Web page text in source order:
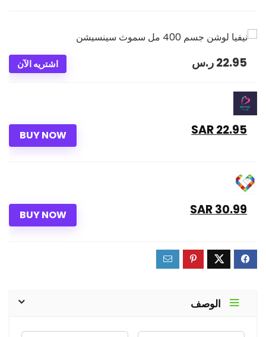
اشتريه الآن 22.95ر.س
BUY NOW 22.95 SAR
BUY NOW 30.99 SAR
الوصف